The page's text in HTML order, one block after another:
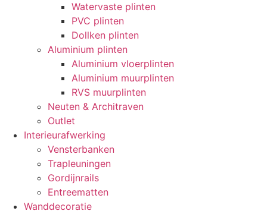
Watervaste plinten
PVC plinten
Dollken plinten
Aluminium plinten
Aluminium vloerplinten
Aluminium muurplinten
RVS muurplinten
Neuten & Architraven
Outlet
Interieurafwerking
Vensterbanken
Trapleuningen
Gordijnrails
Entreematten
Wanddecoratie